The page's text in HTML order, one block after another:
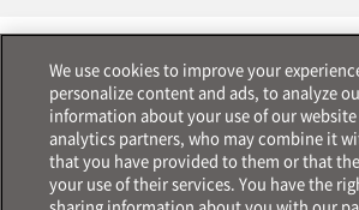
We use cookies to improve your
personalize content and ads, to analyze
information about your use of our
analytics partners, who may combine it
that you have provided to them or that
your use of their services. You have the